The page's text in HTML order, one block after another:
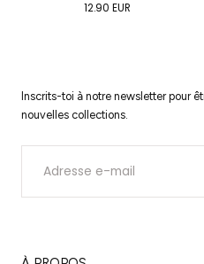
Prix
12.90 EUR
Inscrits-toi à notre newsletter pour
nouvelles collections.
E-